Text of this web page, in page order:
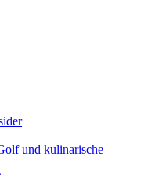
und kulinarische